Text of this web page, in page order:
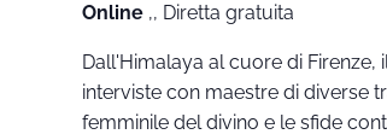
Online ,, Diretta gratuita
Dall'Himalaya al cuore di
interviste con maestre di diverse
femminile del divino e le sfide